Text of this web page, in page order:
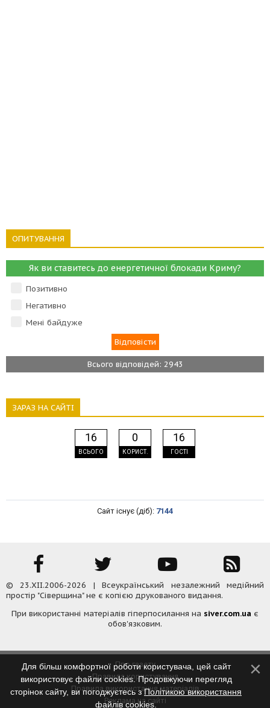
ОПИТУВАННЯ
Як ви ставитесь до енергетичної блокади Криму?
Позитивно
Негативно
Мені байдуже
Всього відповідей: 2943
ЗАРАЗ НА САЙТІ
16
ВСЬОГО
0
КОРИСТ.
16
ГОСТІ
Сайт існує (діб): 7144
© 23.XII.2006-2026 | Всеукраїнський незалежний медійний
простір "Сіверщина" не є копією друкованого видання.
При використанні матеріалів гіперпосилання на siver.com.ua є
обов'язковим.
Про газету
Правила користування
Правила використання матеріалів
Реклама на сайті
Для більш комфортної роботи користувача, цей сайт
використовує файли cookies. Продовжуючи перегляд
сторінок сайту, ви погоджуєтесь зПолітикою використання
файлів cookies.